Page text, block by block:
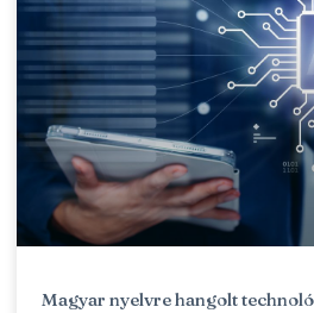
Magyar nyelvre hangolt